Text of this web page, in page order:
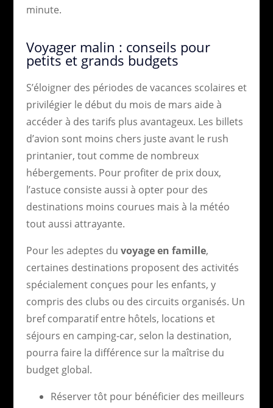
minute.
Voyager malin : conseils pour
petits et grands budgets
S’éloigner des périodes de vacances scolaires et
privilégier le début du mois de mars aide à
accéder à des tarifs plus avantageux. Les billets
d’avion sont moins chers juste avant le rush
printanier, tout comme de nombreux
hébergements. Pour profiter de prix doux,
l’astuce consiste aussi à opter pour des
destinations moins courues mais à la météo
tout aussi attrayante.
Pour les adeptes du voyage en famille,
certaines destinations proposent des activités
spécialement conçues pour les enfants, y
compris des clubs ou des circuits organisés. Un
bref comparatif entre hôtels, locations et
séjours en camping-car, selon la destination,
pourra faire la différence sur la maîtrise du
budget global.
Réserver tôt pour bénéficier des meilleurs